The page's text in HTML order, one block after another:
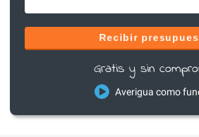
Recibir
Gratis y sin
Averigua como